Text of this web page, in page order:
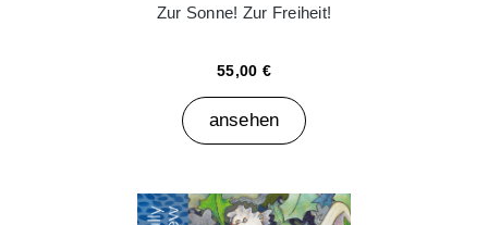
Zur Sonne! Zur Freiheit!
55,00 €
ansehen